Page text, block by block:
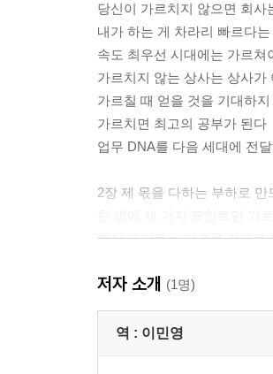
당신이 가르치지 않으면 회사
내가 하는 게 차라리 빠르다
속도 최우선 시대에는 가르쳐
가르치지 않는 상사는 상사가
가르칠 때 얻을 것을 기대하
가르치면 최고의 공부가 된다
업무 DNA를 다음 세대에 전
2장 제 몫을 다하는 부하로
핵심 포인트는 지겨울 정도로
부하 직원의 수준을 먼저 파악
전문용어는 가능한 사용하지
예화를 적절히 구사하라
저자 소개 (1명)
역 : 이민영